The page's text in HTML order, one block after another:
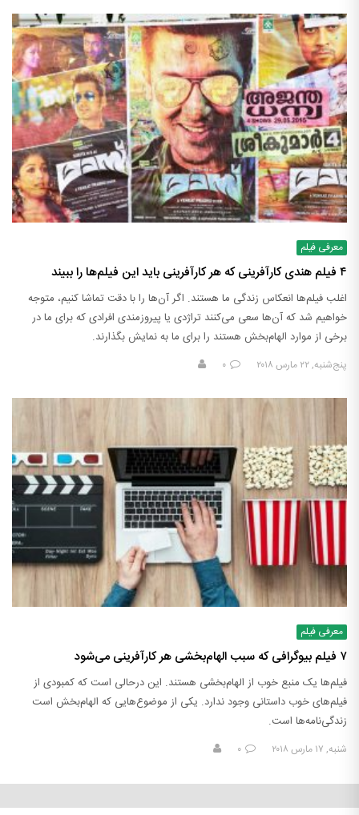
معرفی فیلم
۴ فیلم هندی کارآفرینی که هر کارآفرینی باید این فیلم‌ها را ببیند
اغلب فیلم‌ها انعکاس زندگی ما هستند. اگر آن‌ها را با دقت تماشا کنیم، متوجه
خواهیم شد که آن‌ها سعی می‌کنند تراژدی یا پیروزمندی افرادی که برای ما در
برخی از موارد الهام‌بخش هستند را برای ما به نمایش بگذارند.
پنج‌شنبه, ۲۲ مارس ۲۰۱۸ ۰
معرفی فیلم
۷ فیلم بیوگرافی که سبب الهام‌بخشی هر کارآفرینی می‌شود
فیلم‌ها یک منبع خوب از الهام‌بخشی هستند. این درحالی است که کمبودی از
فیلم‌های خوب داستانی وجود ندارد. یکی از موضوع‌هایی که الهام‌بخش است
زندگی‌نامه‌ها است.
شنبه, ۱۷ مارس ۲۰۱۸ ۰